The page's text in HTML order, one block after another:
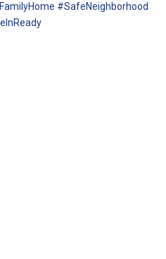
#SafeNeighborhood